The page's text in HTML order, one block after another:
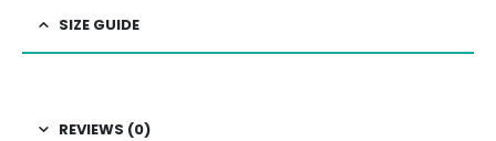
SIZE GUIDE
REVIEWS (0)